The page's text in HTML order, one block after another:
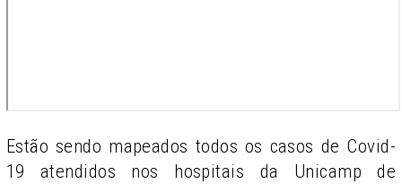
Estão sendo mapeados todos os casos de Covid-
19 atendidos nos hospitais da Unicamp de